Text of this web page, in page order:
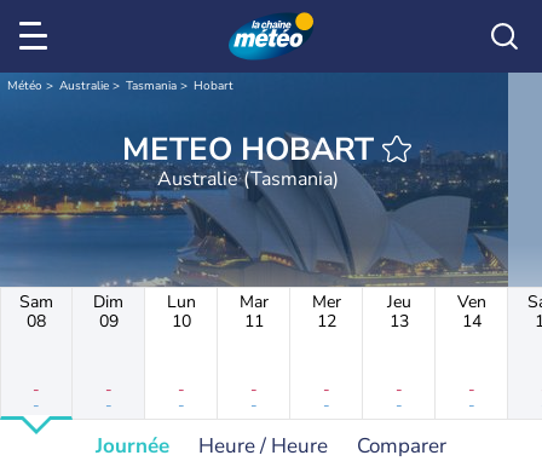
Météo Australie Tasmania Hobart
METEO HOBART
Australie (Tasmania)
Sam
08
-
-
Dim
09
-
-
Lun
10
-
-
Mar
11
-
-
Mer
12
-
-
Jeu
13
-
-
Ven
14
-
-
Journée Heure / Heure Comparer